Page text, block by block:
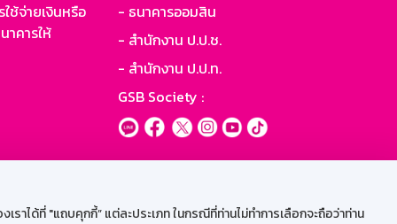
ได้ที่ "แถบคุกกี้” แต่ละประเภท ในกรณีที่ท่านไม่ทำการเลือกจะถือว่าท่าน
ช้จ่ายเงินหรือ
คารให้
- ธนาคารออมสิน
- สำนักงาน ป.ป.ช.
- สำนักงาน ป.ป.ท.
GSB Society :